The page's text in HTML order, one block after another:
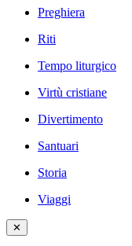
Preghiera
Riti
Tempo liturgico
Virtù cristiane
Divertimento
Santuari
Storia
Viaggi
✕